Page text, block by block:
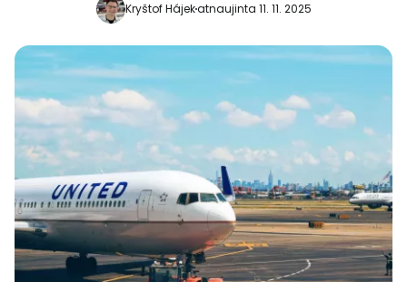
Kryštof Hájekatnaujinta 11. 11. 2025
Tęsti su Facebook
Tęsti el. paštu